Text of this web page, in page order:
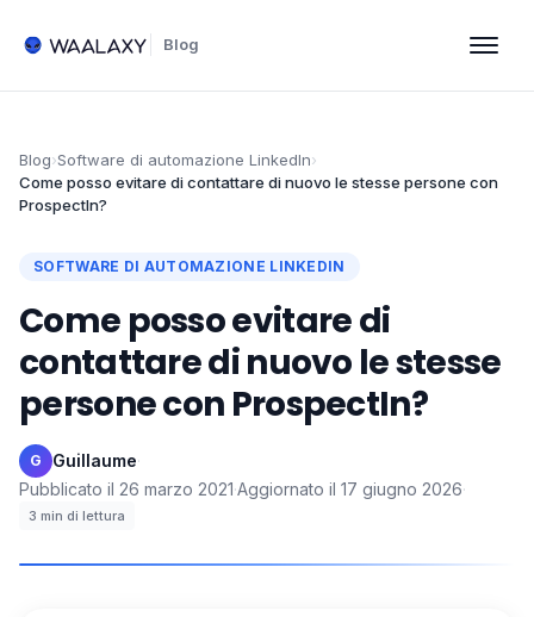
Blog
Blog›Software di automazione LinkedIn›
Come posso evitare di contattare di nuovo le stesse persone con
ProspectIn?
SOFTWARE DI AUTOMAZIONE LINKEDIN
Come posso evitare di
contattare di nuovo le stesse
persone con ProspectIn?
G Guillaume·
Pubblicato il 26 marzo 2021·Aggiornato il 17 giugno 2026·
3 min di lettura